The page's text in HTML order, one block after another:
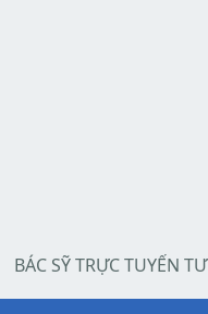
BÁC SỸ TRỰC TUYẾN